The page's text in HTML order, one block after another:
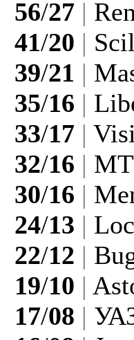
56/27 |
41/20 |
39/21 |
35/16 |
33/17 |
32/16 |
30/16 |
24/13 |
22/12 |
19/10 |
17/08 |